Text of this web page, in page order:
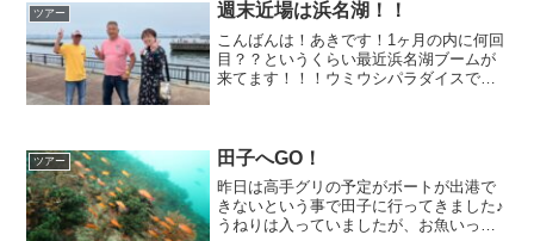
ツアー 週末近場は浜名湖！！
こんばんは！あきです！1ヶ月の内に何回
目？？というくらい最近浜名湖ブームが
来てます！！！ウミウシパラダイスです
(^_^;)それでも負...
ツアー 田子へGO！
昨日は高手グリの予定がボートが出港で
きないという事で田子に行ってきました♪
うねりは入っていましたが、お魚いっぱ